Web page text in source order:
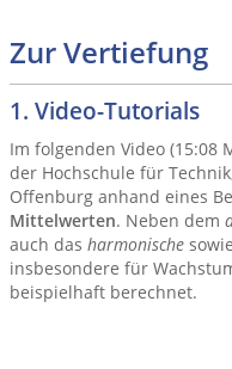
Zur Vertiefung
1. Video-Tutorials
Im folgenden Video (15:08
der Hochschule für
Offenburg anhand eines
Mittelwerten. Neben dem
auch das harmonische
insbesondere für
beispielhaft berechnet.